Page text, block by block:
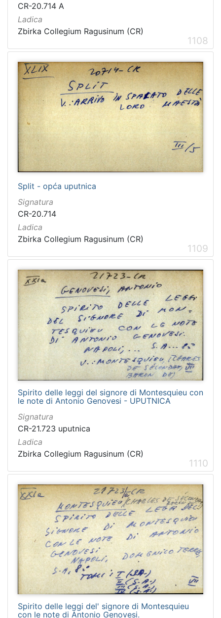
CR-20.714 A
Ladica
Zbirka Collegium Ragusinum (CR)
1108
Split - opća uputnica
Signatura
CR-20.714
Ladica
Zbirka Collegium Ragusinum (CR)
1109
Spirito delle leggi del signore di Montesquieu con
le note di Antonio Genovesi - UPUTNICA
Signatura
CR-21.723 uputnica
Ladica
Zbirka Collegium Ragusinum (CR)
1110
Spirito delle leggi del' signore di Montesquieu
con le note di Antonio Genovesi.